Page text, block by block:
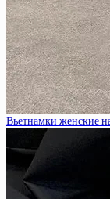
Вьетнамки женские